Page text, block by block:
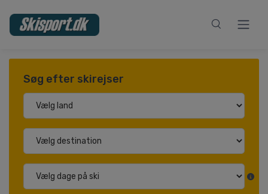
Søg efter skirejser